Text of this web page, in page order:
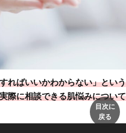
ればいいかわからない」という
実際に相談できる肌悩みについて
目次に
戻る